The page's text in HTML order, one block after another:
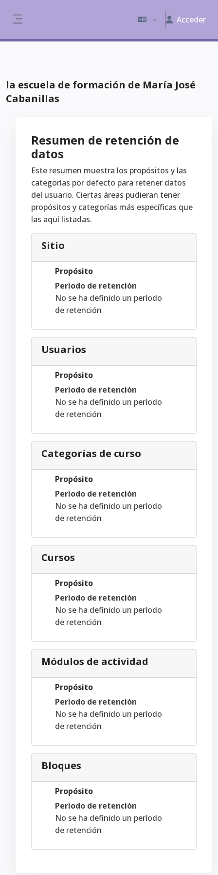
Acceder
la escuela de formación de María José
Cabanillas
Resumen de retención de
datos
Este resumen muestra los propósitos y las
categorías por defecto para retener datos
del usuario. Ciertas áreas pudieran tener
propósitos y categorías más específicas que
las aquí listadas.
Sitio
Propósito
Período de retención
No se ha definido un período
de retención
Usuarios
Propósito
Período de retención
No se ha definido un período
de retención
Categorías de curso
Propósito
Período de retención
No se ha definido un período
de retención
Cursos
Propósito
Período de retención
No se ha definido un período
de retención
Módulos de actividad
Propósito
Período de retención
No se ha definido un período
de retención
Bloques
Propósito
Período de retención
No se ha definido un período
de retención